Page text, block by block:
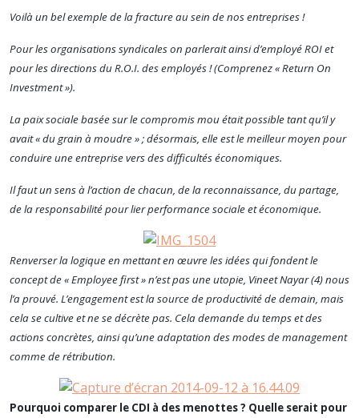
Voilà un bel exemple de la fracture au sein de nos entreprises !
Pour les organisations syndicales on parlerait ainsi d’employé ROI et
pour les directions du R.O.I. des employés ! (Comprenez « Return On
Investment »).
La paix sociale basée sur le compromis mou était possible tant qu’il y
avait « du grain à moudre » ; désormais, elle est le meilleur moyen pour
conduire une entreprise vers des difficultés économiques.
Il faut un sens à l’action de chacun, de la reconnaissance, du partage,
de la responsabilité pour lier performance sociale et économique.
Renverser la logique en mettant en œuvre les idées qui fondent le
concept de « Employee first » n’est pas une utopie, Vineet Nayar (4) nous
l’a prouvé. L’engagement est la source de productivité de demain, mais
cela se cultive et ne se décrète pas. Cela demande du temps et des
actions concrètes, ainsi qu’une adaptation des modes de management
comme de rétribution.
Pourquoi comparer le CDI à des menottes ? Quelle serait pour